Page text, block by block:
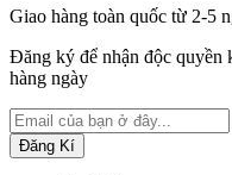
Giao hàng toàn quốc từ 2-5
Đăng ký để nhận độc quyền
hàng ngày